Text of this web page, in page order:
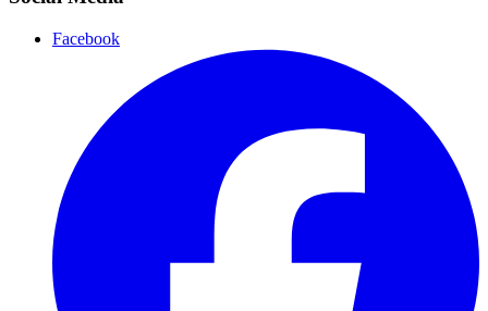
Facebook